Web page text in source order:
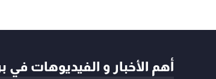
أهم الأخبار و الفيديوهات في